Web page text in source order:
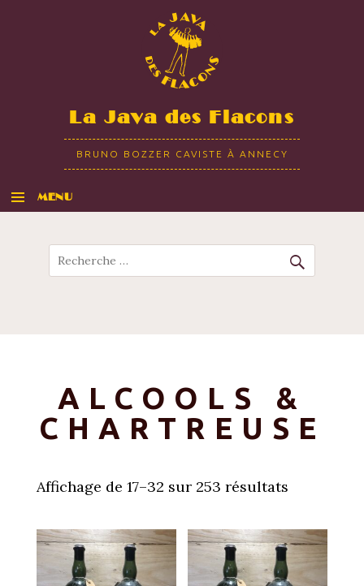
La Java des Flacons
BRUNO BOZZER CAVISTE À ANNECY
MENU
Recherche
ALCOOLS &
CHARTREUSE
Affichage de 17–32 sur 253 résultats